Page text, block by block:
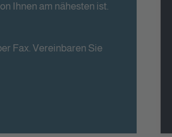
Ihnen am nähesten ist.
Fax. Vereinbaren Sie